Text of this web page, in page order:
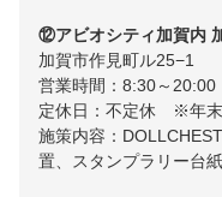
⑫アビオシティ加賀内
加賀市作見町ル25−1
営業時間：8:30～20:00
定休日：不定休 ※年末
施策内容：
置、スタンプラリー台